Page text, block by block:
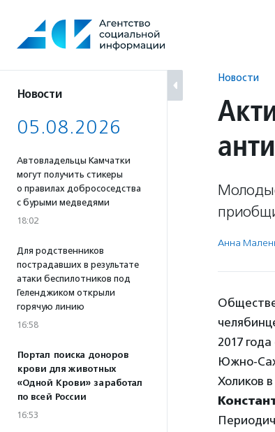
содержанию
Новости
05.08.2026
Автовладельцы Камчатки
могут получить стикеры
о правилах добрососедства
с бурыми медведями
18:02
Для родственников
пострадавших в результате
атаки беспилотников под
Геленджиком открыли
горячую линию
16:58
Портал поиска доноров
крови для животных
«Одной Крови» заработал
по всей России
16:53
Новости
Анна
2017
Южно-
Холиков